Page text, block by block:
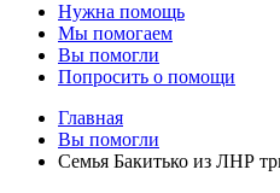
Нужна помощь
Мы помогаем
Вы помогли
Попросить о помощи
Главная
Вы помогли
Семья Бакитько из ЛНР